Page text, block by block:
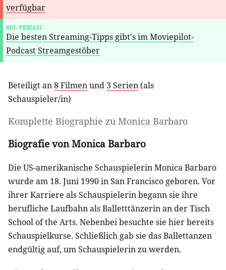
verfügbar
NEU: PODCAST:
Die besten Streaming-Tipps gibt's im Moviepilot-
Podcast Streamgestöber
Beteiligt an8 Filmenund 3 Serien (als
Schauspieler/in)
Komplette Biographie zu Monica Barbaro
Biografie von Monica Barbaro
Die US-amerikanische Schauspielerin Monica Barbaro
wurde am 18. Juni 1990 in San Francisco geboren. Vor
ihrer Karriere als Schauspielerin begann sie ihre
berufliche Laufbahn als Balletttänzerin an der Tisch
School of the Arts. Nebenbei besuchte sie hier bereits
Schauspielkurse. Schließlich gab sie das Ballettanzen
endgültig auf, um Schauspielerin zu werden.